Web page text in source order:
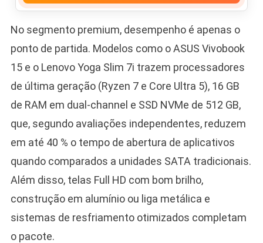
No segmento premium, desempenho é apenas o
ponto de partida. Modelos como o ASUS Vivobook
15 e o Lenovo Yoga Slim 7i trazem processadores
de última geração (Ryzen 7 e Core Ultra 5), 16 GB
de RAM em dual-channel e SSD NVMe de 512 GB,
que, segundo avaliações independentes, reduzem
em até 40 % o tempo de abertura de aplicativos
quando comparados a unidades SATA tradicionais.
Além disso, telas Full HD com bom brilho,
construção em alumínio ou liga metálica e
sistemas de resfriamento otimizados completam
o pacote.